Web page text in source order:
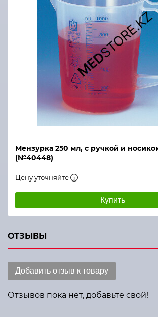
Мензурка 250 мл, с ручкой и
(№40448)
Цену уточняйте
Купить
ОТЗЫВЫ
Добавить отзыв к товару
Отзывов пока нет, добавьте свой!